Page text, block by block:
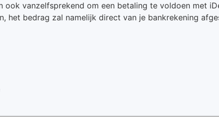
ook vanzelfsprekend om een betaling te voldoen met
het bedrag zal namelijk direct van je bankrekening